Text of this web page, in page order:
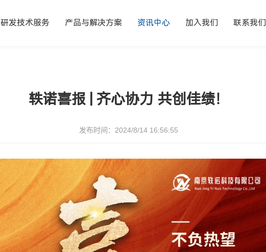
研发技术服务 产品与解决方案 资讯中心 加入我们 联系我们
轶诺喜报 | 齐心协力 共创佳绩！
发布时间：2024/8/14 16:56:55